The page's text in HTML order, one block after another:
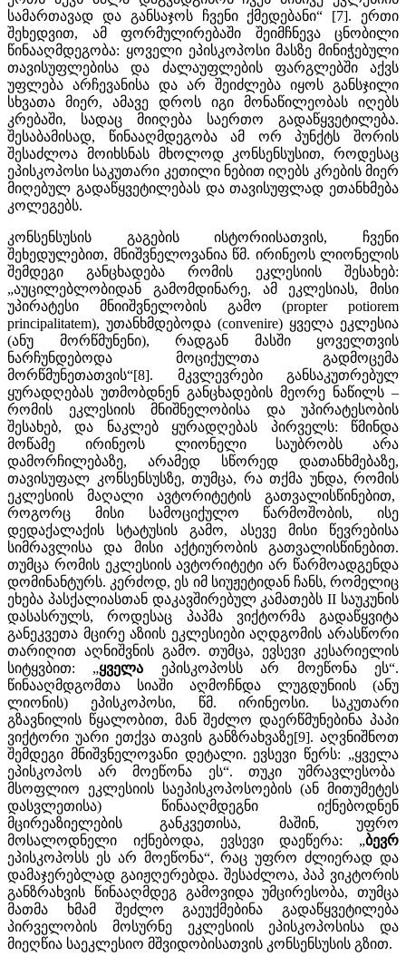
სამართავად და განსაჯოს ჩვენი ქმედებანი“ [7]. ერთი
შეხედვით, ამ ფორმულირებაში შეიმჩნევა ცნობილი
წინააღმდეგობა: ყოველი ეპისკოპოსი მასზე მინიჭებული
თავისუფლებისა და ძალაუფლების ფარგლებში აქვს
უფლება არჩევანისა და არ შეიძლება იყოს განსჯილი
სხვათა მიერ, ამავე დროს იგი მონაწილეობას იღებს
კრებაში, სადაც მიიღება საერთო გადაწყვეტილება.
შესაბამისად, წინააღმდეგობა ამ ორ პუნქტს შორის
შესაძლოა მოიხსნას მხოლოდ კონსენსუსით, როდესაც
ეპისკოპოსი საკუთარი კეთილი ნებით იღებს კრების მიერ
მიღებულ გადაწყვეტილებას და თავისუფლად ეთანხმება
კოლეგებს.
კონსენსუსის გაგების ისტორიისათვის, ჩვენი
შეხედულებით, მნიშვნელოვანია წმ. ირინეოს ლიონელის
შემდეგი განცხადება რომის ეკლესიის შესახებ:
„აუცილებლობიდან გამომდინარე, ამ ეკლესიას, მისი
უპირატესი მნიიშვნელობის გამო (propter potiorem
principalitatem), უთანხმდებოდა (convenire) ყველა ეკლესია
(ანუ მორწმუნენი), რადგან მასში ყოველთვის
ნარჩუნდებოდა მოციქულთა გადმოცემა
მორწმუნეთათვის“[8]. მკვლევრები განსაკუთრებულ
ყურადღებას უთმობდნენ განცხადების მეორე ნაწილს –
რომის ეკლესიის მნიშნელობისა და უპირატესობის
შესახებ, და ნაკლებ ყურადღებას პირველს: წმინდა
მოწამე ირინეოს ლიონელი საუბრობს არა
დამორჩილებაზე, არამედ სწორედ დათანხმებაზე,
თავისუფალ კონსენსუსზე, თუმცა, რა თქმა უნდა, რომის
ეკლესიის მაღალი ავტორიტეტის გათვალისწინებით,
როგორც მისი სამოციქულო წარმოშობის, ისე
დედაქალაქის სტატუსის გამო, ასევე მისი წევრებისა
სიმრავლისა და მისი აქტიურობის გათვალისწინებით.
თუმცა რომის ეკლესიის ავტორიტეტი არ წარმოადგენდა
დომინანტურს. კერძოდ, ეს იმ სიუჟეტიდან ჩანს, რომელიც
ეხება პასქალიასთან დაკავშირებულ კამათებს II საუკუნის
დასასრულს, როდესაც პაპმა ვიქტორმა გადაწყვიტა
განეკვეთა მცირე აზიის ეკლესიები აღდგომის არასწორი
თარიღით აღნიშვნის გამო. თუმცა, ევსევი კესარიელის
სიტყვბით: „ყველა ეპისკოპოსს არ მოეწონა ეს“.
წინააღმდგომთა სიაში აღმოჩნდა ლუგდუნიის (ანუ
ლიონის) ეპისკოპოსი, წმ. ირინეოსი. საკუთარი
გზავნილის წყალობით, მან შეძლო დაერწმუნებინა პაპი
ვიქტორი უარი ეთქვა თავის განზრახვაზე[9]. აღვნიშნოთ
შემდეგი მნიშვნელოვანი დეტალი. ევსევი წერს: „ყველა
ეპისკოპოს არ მოეწონა ეს“. თუკი უმრავლესობა
მსოფლიო ეკლესიის საეპისკოპოსოების (ან მითუმეტეს
დასვლეთისა) წინააღმდეგნი იქნებოდნენ
მცირეაზიელების განკვეთისა, მაშინ, უფრო
მოსალოდნელი იქნებოდა, ევსევი დაეწერა: „ბევრ
ეპისკოპოსს ეს არ მოეწონა“, რაც უფრო ძლიერად და
დამაჯერებლად გაიჟღერებდა. შესაძლოა, პაპ ვიკტორის
განზრახვის წინააღმდეგ გამოვიდა უმცირესობა, თუმცა
მათმა ხმამ შეძლო გაეუქმებინა გადაწყვეტილება
პირველობის მოსურნე ეკლესიის ეპისკოპოსისა და
მიეღწია საეკლესიო მშვიდობისათვის კონსენსუსის გზით.